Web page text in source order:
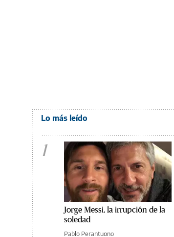
Lo más leído
1
Jorge Messi, la irrupción de la
soledad
Pablo Perantuono